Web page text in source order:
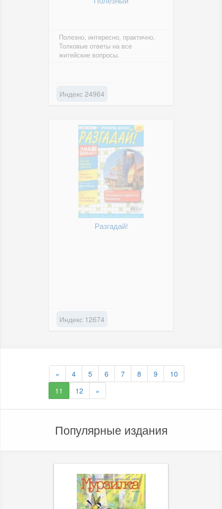
Полезно, интересно, практично.
Толковые ответы на все
житейские вопросы.
Индекс 24964
Разгадай!
Индекс 12674
« 4 5 6 7 8 9
10
11
12 »
Популярные издания